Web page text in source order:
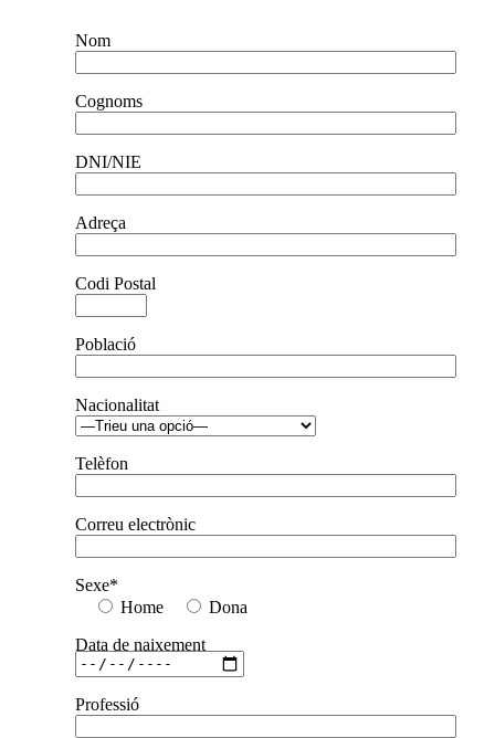
Nom
Cognoms
DNI/NIE
Adreça
Codi Postal
Població
Nacionalitat
Telèfon
Correu electrònic
Sexe*
Home
Dona
Data de naixement
Professió